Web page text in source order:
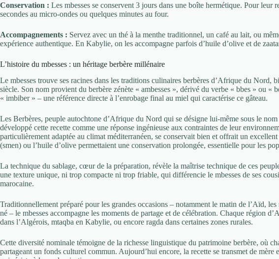
Conservation : Les mbesses se conservent 3 jours dans une boîte hermétique. Pour leur
secondes au micro-ondes ou quelques minutes au four.
Accompagnements : Servez avec un thé à la menthe traditionnel, un café au lait, ou
expérience authentique. En Kabylie, on les accompagne parfois d’huile d’olive et de
L’histoire du mbesses : un héritage berbère millénaire
Le mbesses trouve ses racines dans les traditions culinaires berbères d’Afrique du Nord,
siècle. Son nom provient du berbère zénète « ambesses », dérivé du verbe « bbes » ou «
« imbiber » – une référence directe à l’enrobage final au miel qui caractérise ce gâteau.
Les Berbères, peuple autochtone d’Afrique du Nord qui se désigne lui-même sous le
développé cette recette comme une réponse ingénieuse aux contraintes de leur
particulièrement adaptée au climat méditerranéen, se conservait bien et offrait un
(smen) ou l’huile d’olive permettaient une conservation prolongée, essentielle pour les
La technique du sablage, cœur de la préparation, révèle la maîtrise technique de ces
une texture unique, ni trop compacte ni trop friable, qui différencie le mbesses de ses
marocaine.
Traditionnellement préparé pour les grandes occasions – notamment le matin de l’Aïd,
né – le mbesses accompagne les moments de partage et de célébration. Chaque région
dans l’Algérois, mtaqba en Kabylie, ou encore ragda dans certaines zones rurales.
Cette diversité nominale témoigne de la richesse linguistique du patrimoine berbère, où
partageant un fonds culturel commun. Aujourd’hui encore, la recette se transmet de